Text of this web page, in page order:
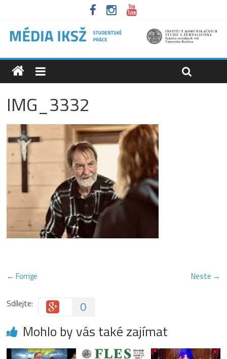
IMG_3332
← Forrige Neste →
Sdílejte: 0
Mohlo by vás také zajímat